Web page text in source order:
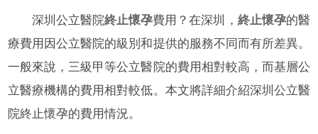
深圳公立醫院終止懷孕費用？在深圳， 終止懷孕的醫
療費用因公立醫院的級別和提供的服務不同而有所差異。
一般來說，三級甲等公立醫院的費用相對較高，而基層公
立醫療機構的費用相對較低。本文將詳細介紹深圳公立醫
院終止懷孕的費用情況。